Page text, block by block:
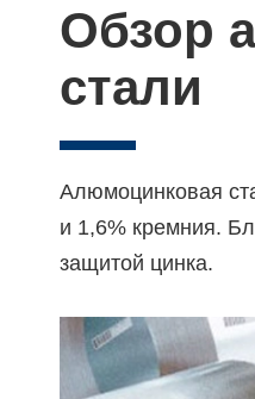
Обзор
стали
Алюмоцинковая
и 1,6% кремния.
защитой цинка.